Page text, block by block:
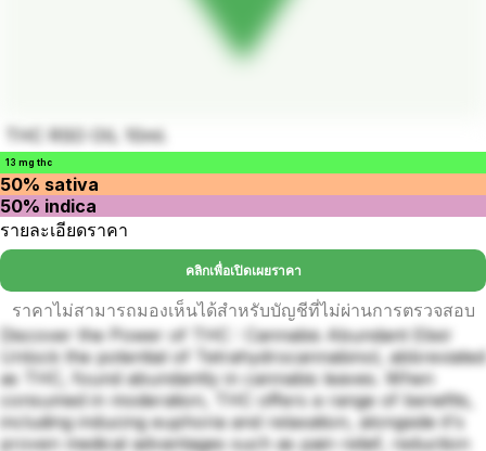
THC RSO OIL 10ml.
13 mg thc
50% sativa
50% indica
รายละเอียดราคา
คลิกเพื่อเปิดเผยราคา
ราคาไม่สามารถมองเห็นได้สำหรับบัญชีที่ไม่ผ่านการตรวจสอบ
Discover the Power of THC : Cannabis Abundant Elixir
Unlock the potential of Tetrahydrocannabinol, abbreviated
as THC, found abundantly in cannabis leaves. When
consumed in moderation, THC offers a range of benefits,
including inducing euphoria and relaxation, alongside it's
proven medical advantages such as pain relief, reduction